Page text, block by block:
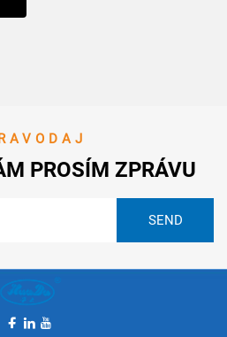
PROSÍM ZPRÁVU